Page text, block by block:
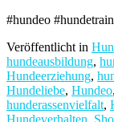
#hundeo
Veröffentlicht in
hundeausbildung,
Hundeerziehung,
Hundeliebe, Hundeo,
hunderassenvielfalt,
Hundeverhalten,